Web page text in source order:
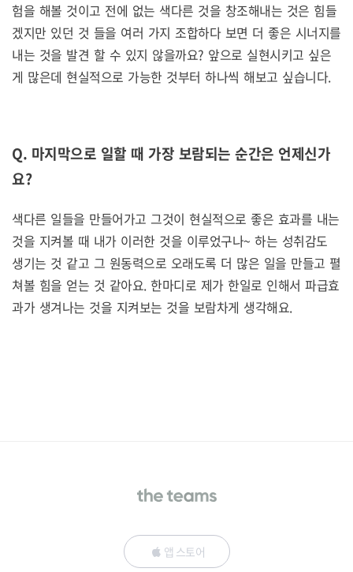
험을 해볼 것이고 전에 없는 색다른 것을 창조해내는 것은 힘들
겠지만 있던 것 들을 여러 가지 조합하다 보면 더 좋은 시너지를
내는 것을 발견 할 수 있지 않을까요? 앞으로 실현시키고 싶은
게 많은데 현실적으로 가능한 것부터 하나씩 해보고 싶습니다.
Q. 마지막으로 일할 때 가장 보람되는 순간은 언제신가
요?
색다른 일들을 만들어가고 그것이 현실적으로 좋은 효과를 내는
것을 지켜볼 때 내가 이러한 것을 이루었구나~ 하는 성취감도
생기는 것 같고 그 원동력으로 오래도록 더 많은 일을 만들고 펼
쳐볼 힘을 얻는 것 같아요. 한마디로 제가 한일로 인해서 파급효
과가 생겨나는 것을 지켜보는 것을 보람차게 생각해요.
앱 스토어